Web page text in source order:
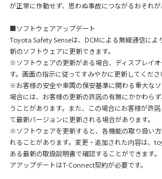
が正常に作動せず、思わぬ事故につながるおそれが
■ソフトウェアアップデート
Toyota Safety Senseは、DCMによる無線通信に
新のソフトウェアに更新できます。
※ソフトウェアの更新がある場合、ディスプレイ
す。画面の指示に従ってすみやかに更新してくださ
※お客様の安全や車両の保安基準に関わる重大な
場合には、お客様の更新の許諾の有無にかかわら
うことがあります。また、この場合にお客様が許
て最新バージョンに更新される場合があります。
※ソフトウェアを更新すると、各機能の取り扱い
れることがあります。変更・追加された内容は、
ある最新の取扱説明書で確認することができま
アアップデートはT-Connect契約が必要です。